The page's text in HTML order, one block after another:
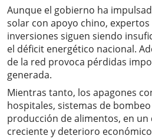
Aunque el gobierno ha
solar con apoyo chino,
inversiones siguen siendo
el déficit energético nacional.
de la red provoca pérdidas
generada.
Mientras tanto, los apagones
hospitales, sistemas de
producción de alimentos, en
creciente y deterioro